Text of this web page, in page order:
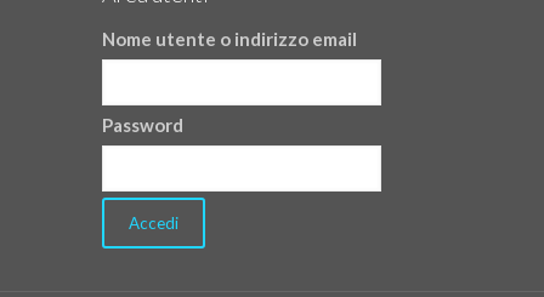
Nome utente o indirizzo email
Password